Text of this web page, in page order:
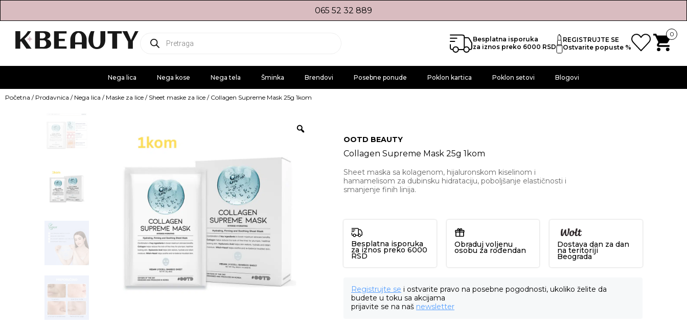
065 52 32 889
Products
search
Besplatna isporuka
za iznos preko 6000 RSD
REGISTRUJTE SE
Ostvarite popuste %
0
Nega lica Nega kose Nega tela Šminka Brendovi Posebne ponude Poklon kartica Poklon setovi Blogovi
Početna / Prodavnica / Nega lica / Maske za lice / Sheet maske za lice / Collagen Supreme Mask 25g 1kom
OOTD BEAUTY
Collagen Supreme Mask 25g 1kom
Sheet maska sa kolagenom, hijaluronskom kiselinom i
hamamelisom za dubinsku hidrataciju, poboljšanje elastičnosti i
smanjenje finih linija.
Besplatna isporuka
za iznos preko 6000
RSD
Obraduj voljenu
osobu za rođendan
Dostava dan za dan
na teritoriji
Beograda
Registrujte se i ostvarite pravo na posebne pogodnosti, ukoliko želite da
budete u toku sa akcijama
prijavite se na naš newsletter